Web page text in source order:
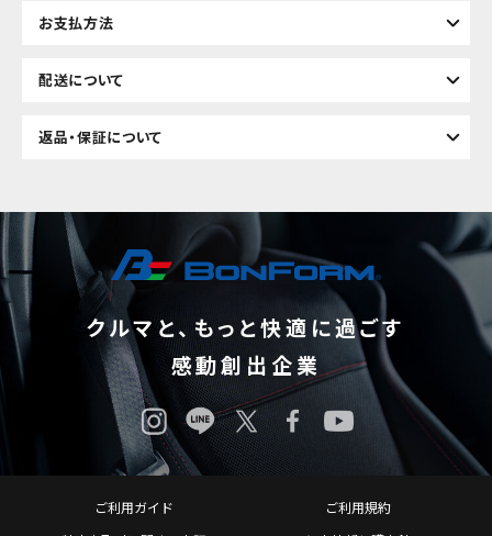
お支払方法
配送について
返品・保証について
クルマと、もっと快適に過ごす
感動創出企業
ご利用ガイド
ご利用規約